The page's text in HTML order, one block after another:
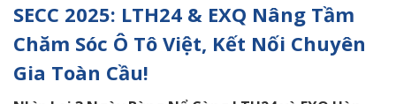
SECC 2025: LTH24 & EXQ Nâng Tầm
Chăm Sóc Ô Tô Việt, Kết Nối Chuyên
Gia Toàn Cầu!